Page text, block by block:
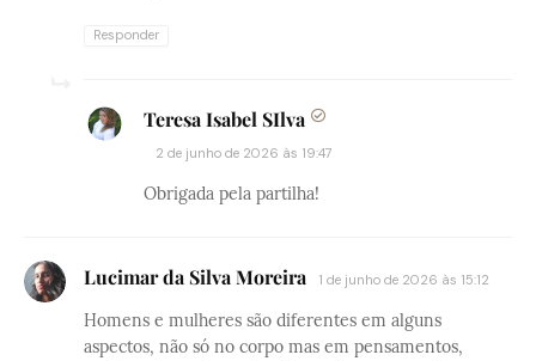
Responder
Teresa Isabel SIlva
2 de junho de 2026 às 19:47
Obrigada pela partilha!
Lucimar da Silva Moreira 1 de junho de 2026 às 15:12
Homens e mulheres são diferentes em alguns
aspectos, não só no corpo mas em pensamentos,